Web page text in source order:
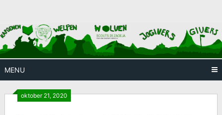
content
Scouts
28
Zaoeja
MENU
oktober 21, 2020